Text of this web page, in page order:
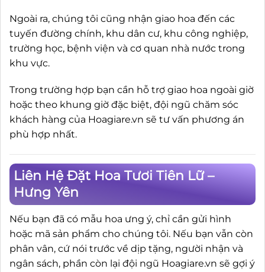
Ngoài ra, chúng tôi cũng nhận giao hoa đến các
tuyến đường chính, khu dân cư, khu công nghiệp,
trường học, bệnh viện và cơ quan nhà nước trong
khu vực.
Trong trường hợp bạn cần hỗ trợ giao hoa ngoài giờ
hoặc theo khung giờ đặc biệt, đội ngũ chăm sóc
khách hàng của Hoagiare.vn sẽ tư vấn phương án
phù hợp nhất.
Liên Hệ Đặt Hoa Tươi Tiên Lữ –
Hưng Yên
Nếu bạn đã có mẫu hoa ưng ý, chỉ cần gửi hình
hoặc mã sản phẩm cho chúng tôi. Nếu bạn vẫn còn
phân vân, cứ nói trước về dịp tặng, người nhận và
ngân sách, phần còn lại đội ngũ Hoagiare.vn sẽ gợi ý